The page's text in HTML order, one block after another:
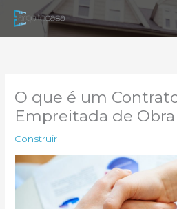
para
O que é um
Empreitada de Obra
Construir